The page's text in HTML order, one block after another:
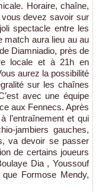
Horaire, chaîne,
devez savoir sur
spectacle entre les
match aura lieu au au
Diamniadio, près de
locale et à 21h en
aurez la possibilité
sur les chaînes
avec une équipe
aux Fennecs. Après
l’entraînement et qui
jambiers gauches,
va devoir se passer
de certains joueurs
Dia , Youssouf
Formose Mendy,